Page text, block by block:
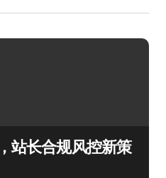
站长合规风控新策